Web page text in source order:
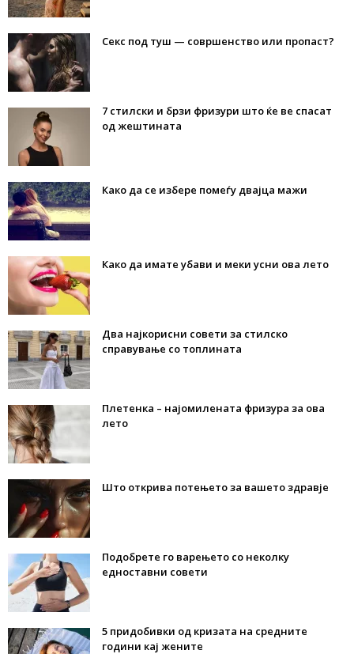
Секс под туш — совршенство или пропаст?
7 стилски и брзи фризури што ќе ве спасат
од жештината
Како да се избере помеѓу двајца мажи
Како да имате убави и меки усни ова лето
Два најкорисни совети за стилско
справување со топлината
Плетенка – најомилената фризура за ова
лето
Што открива потењето за вашето здравје
Подобрете го варењето со неколку
едноставни совети
5 придобивки од кризата на средните
години кај жените